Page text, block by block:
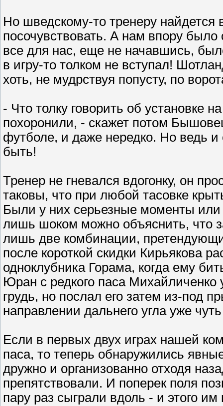
Но шведскому-то тренеру найдется
посочувствовать. А нам впору
все для нас, еще не начавшись,
в игру-то толком не вступал!
хоть, не мудрствуя попусту, по
- Что толку говорить об установке
похоронили, - скажет потом
футболе, и даже нередко. Но ведь
быть!
Тренер не гневался вдогонку, он
таковы, что при любой тасовке
Были у них серьезные моменты или
лишь шоком можно объяснить, что
лишь две комбинации,
после короткой скидки Кирьякова
одноклубника Горама, когда ему
Юран с редкого паса
грудь, но послал его затем из-под
направлении дальнего угла уже
Если в первых двух играх нашей
паса, то теперь обнаружились
дружно и организованно отходя
препятствовали. И поперек поля
пару раз сыграли вдоль - и этого им